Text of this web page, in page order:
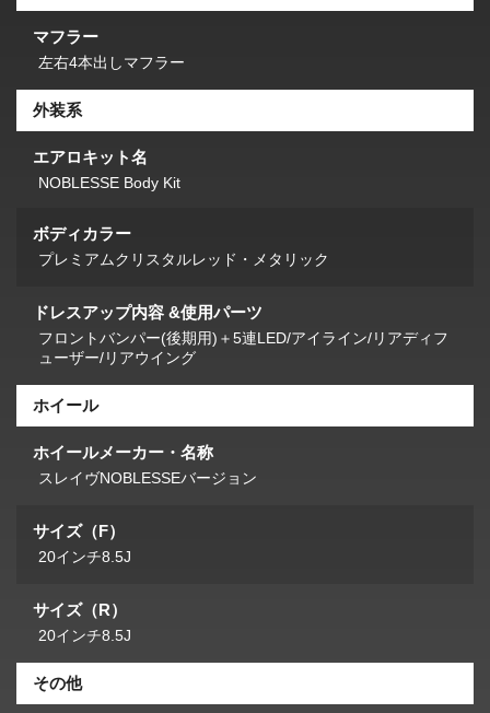
マフラー
左右4本出しマフラー
外装系
エアロキット名
NOBLESSE Body Kit
ボディカラー
プレミアムクリスタルレッド・メタリック
ドレスアップ内容 &使用パーツ
フロントバンパー(後期用)＋5連LED/アイライン/リアディフ
ューザー/リアウイング
ホイール
ホイールメーカー・名称
スレイヴNOBLESSEバージョン
サイズ（F）
20インチ8.5J
サイズ（R）
20インチ8.5J
その他